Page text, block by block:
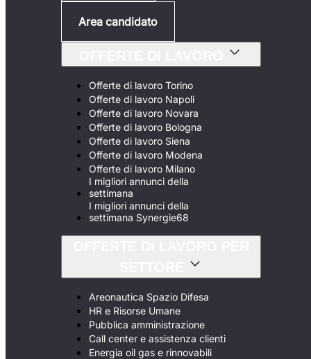
Area candidato
Offerte di lavoro Torino
Offerte di lavoro Napoli
Offerte di lavoro Novara
Offerte di lavoro Bologna
Offerte di lavoro Siena
Offerte di lavoro Modena
Offerte di lavoro Milano
I migliori annunci della
settimana
I migliori annunci della
settimana Synergie68
Areonautica Spazio Difesa
HR e Risorse Umane
Pubblica amministrazione
Call center e assistenza clienti
Energia oil gas e rinnovabili